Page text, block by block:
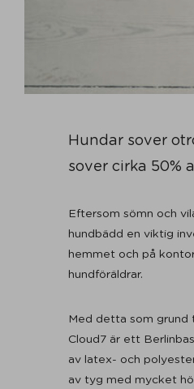
Hundar sover
sover cirka 50%
Eftersom sömn och
hundbädd en viktig
hemmet och på
hundföräldrar.
Med detta som grund
Cloud7 är ett
av latex- och
av tyg med mycket